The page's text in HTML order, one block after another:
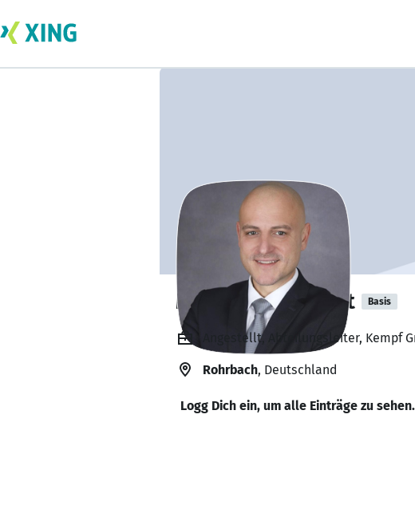
Markus Spannraft Basis
Angestellt, Abteilungsleiter, Kempf
Rohrbach, Deutschland
Logg Dich ein, um alle Einträge zu sehen.